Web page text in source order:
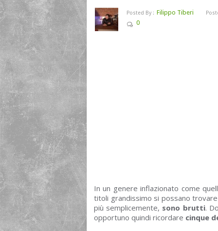
Posted By : Filippo Tiberi
0
In un genere inflazionato come
titoli grandissimo si possano
più semplicemente, sono brutti.
opportuno quindi ricordare cinque